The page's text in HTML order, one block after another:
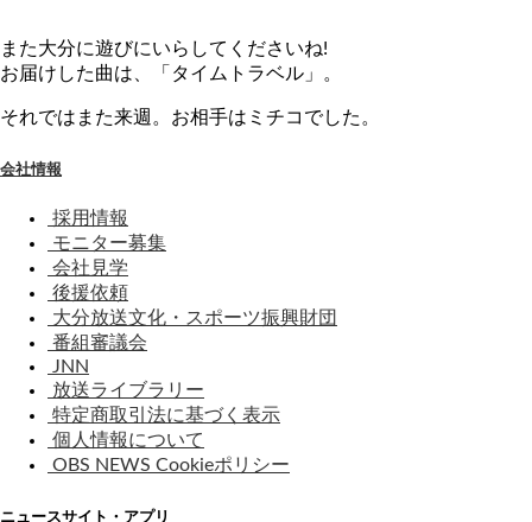
また大分に遊びにいらしてくださいね!
お届けした曲は、「タイムトラベル」。
それではまた来週。お相手はミチコでした。
会社情報
採用情報
モニター募集
会社見学
後援依頼
大分放送文化・スポーツ振興財団
番組審議会
JNN
放送ライブラリー
特定商取引法に基づく表示
個人情報について
OBS NEWS Cookieポリシー
ニュースサイト・アプリ